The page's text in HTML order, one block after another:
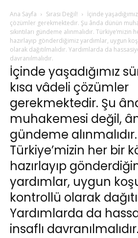
Ana Sayfa Sırası Değil!
İçinde
çözümler gerekmektedir. Şu ânda dünün
sıkıntıları gündeme alınmalıdır.
hazırlayıp gönderdiğimiz yardımlar, uygun
olarak dağıtılmalıdır. Yardımlarda da
davranılmalıdır.
İçinde yaşadığımız
kısa vâdeli çözümler
gerekmektedir. Şu
muhakemesi değil,
gündeme alınmalıdır.
Türkiye’mizin her bir
hazırlayıp
yardımlar, uygun
kontrollü olarak
Yardımlarda da
insaflı davranılmalıdır.